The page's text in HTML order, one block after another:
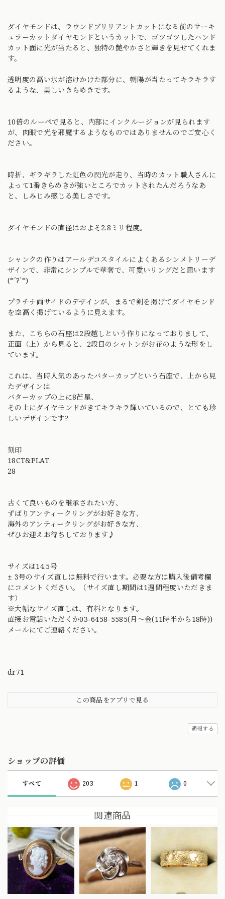
ダイヤモンドは、ラウンドブリリアントカットになる前のサーキ
ュラーカットダイヤモンドというカットで、ゴツゴツしたハンド
カット面に光が当たると、独特の艶やかさと輝きを見せてくれま
す。
透明度の高い氷が溶けかけた部分に、朝陽が当たってキラキラす
るような、美しいきらめきです。
10倍のルーペで見ると、内部にインクルージョンが見られます
が、肉眼で光を邪魔するようなものではありませんのでご安心く
ださい。
時折、ギラギラした虹色の閃光が走り、当時のカット職人さんに
よって1番きらめきが強いところでカットされたんだろうなあ
と、しみじみ感じる美しさです。
ダイヤモンドの直径はおよそ2.8ミリ程度。
シャンクの作りはアールデコスタイルによくあるシンメトリーデ
ザインで、非常にシンプルで華奢で、可愛いリングだと思います
(*´?`*)
プラチナ両サイドのデザインが、まるで剣を掲げてダイヤモンド
を空高く掲げているように見えます。
また、こちらの石座は2段越しという作りになっておりまして、
正面（上）から見ると、2段目のシャトンがお花のような形をし
ています。
これは、当時人気のあったバターカップという石座で、上から見
たデザインは
バターカップの上に8芒星、
その上にダイヤモンドがきてキラキラ輝いているので、とても珍
しいデザインです?
刻印
18CT&PLAT
28
古くて良いものを継承されたい方、
ずばりアンティークリングがお好きな方、
海外のアンティークリングがお好きな方、
ぜひお迎えお待ちしております♪
サイズは14.5号
± 3号のサイズ直しは無料で行います。必要な方は購入後備考欄
にコメントください。（サイズ直し期間は1週間程度いただきま
す）
※大幅なサイズ直しは、有料となります。
直接お電話いただくか03-6458-5585(月〜金(11時半から18時))
メールにてご連絡ください。
dr71
この商品をアプリで見る
通報する
ショップの評価
すべて 203 1 0
関連商品